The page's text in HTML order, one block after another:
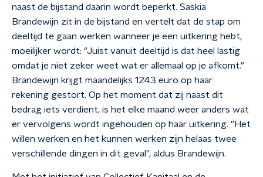
naast de bijstand daarin wordt beperkt. Saskia
Brandewijn zit in de bijstand en vertelt dat de stap om
deeltijd te gaan werken wanneer je een uitkering hebt,
moeilijker wordt: "Juist vanuit deeltijd is dat heel lastig
omdat je niet zeker weet wat er allemaal op je afkomt."
Brandewijn krijgt maandelijks 1243 euro op haar
rekening gestort. Op het moment dat zij naast dit
bedrag iets verdient, is het elke maand weer anders wat
er vervolgens wordt ingehouden op haar uitkering. "Het
willen werken en het kunnen werken zijn helaas twee
verschillende dingen in dit geval", aldus Brandewijn.